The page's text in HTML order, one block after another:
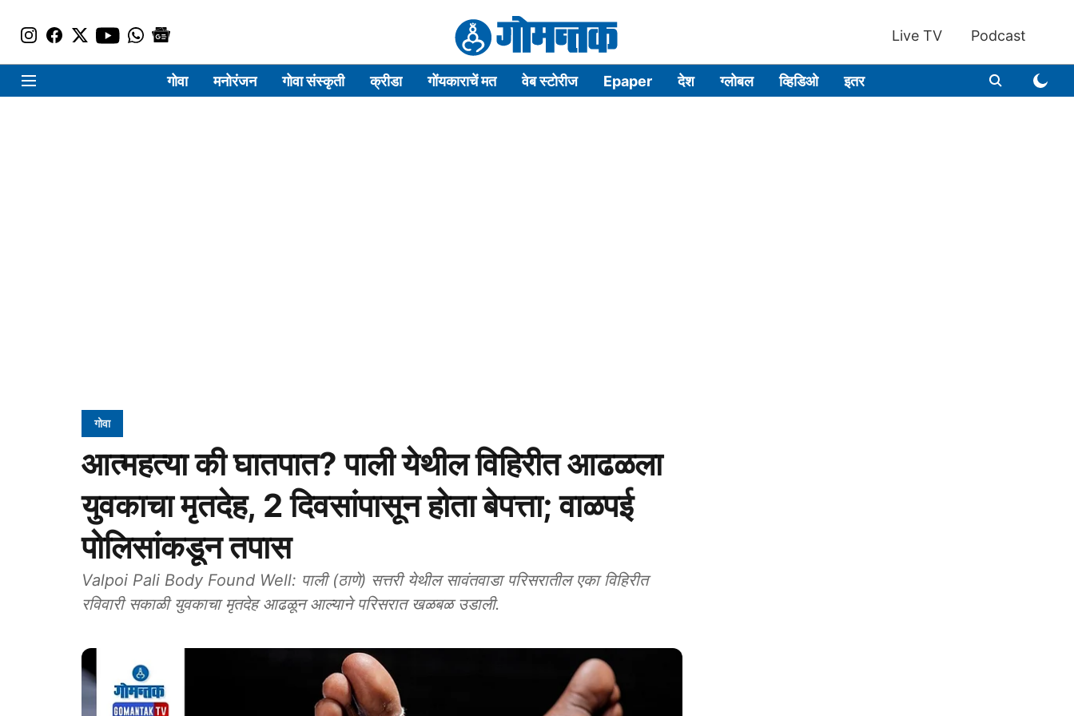
Live TV Podcast
गोवा मनोरंजन गोवा संस्कृती क्रीडा गोंयकाराचें मत वेब स्टोरीज Epaper देश ग्लोबल व्हिडिओ इतर
गोवा
आत्महत्या की घातपात? पाली येथील विहिरीत आढळला
युवकाचा मृतदेह, 2 दिवसांपासून होता बेपत्ता; वाळपई
पोलिसांकडून तपास
Valpoi Pali Body Found Well: पाली (ठाणे) सत्तरी येथील सावंतवाडा परिसरातील एका विहिरीत
रविवारी सकाळी युवकाचा मृतदेह आढळून आल्याने परिसरात खळबळ उडाली.